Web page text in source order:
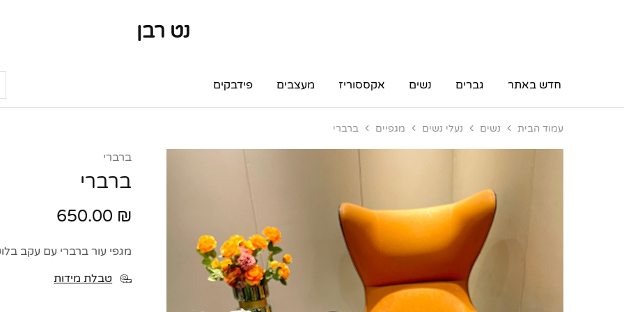
נט רבן
נט
מותגי
חדש באתר גברים נשים אקססוריז מעצבים פידבקים
עמוד הבית נשים נעלי נשים מגפיים ברברי
ברברי
ברברי
650.00 ₪
מגפי עור ברברי עם עקב
טבלת מידות